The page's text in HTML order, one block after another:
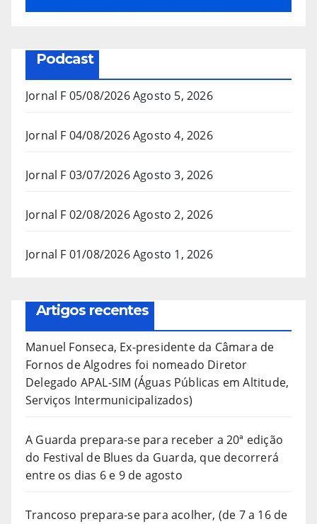
Podcast
Jornal F 05/08/2026Agosto 5, 2026
Jornal F 04/08/2026Agosto 4, 2026
Jornal F 03/07/2026Agosto 3, 2026
Jornal F 02/08/2026Agosto 2, 2026
Jornal F 01/08/2026Agosto 1, 2026
Artigos recentes
Manuel Fonseca, Ex-presidente da Câmara de
Fornos de Algodres foi nomeado Diretor
Delegado APAL-SIM (Águas Públicas em Altitude,
Serviços Intermunicipalizados)
A Guarda prepara-se para receber a 20ª edição
do Festival de Blues da Guarda, que decorrerá
entre os dias 6 e 9 de agosto
Trancoso prepara-se para acolher, (de 7 a 16 de